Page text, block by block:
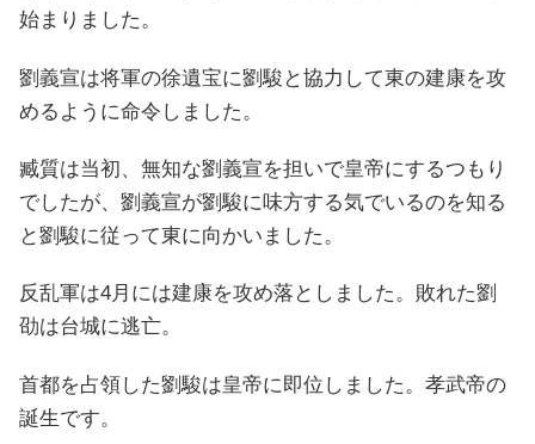
始まりました。
劉義宣は将軍の徐遺宝に劉駿と協力して東の建康を攻
めるように命令しました。
臧質は当初、無知な劉義宣を担いで皇帝にするつもり
でしたが、劉義宣が劉駿に味方する気でいるのを知る
と劉駿に従って東に向かいました。
反乱軍は4月には建康を攻め落としました。敗れた劉
劭は台城に逃亡。
首都を占領した劉駿は皇帝に即位しました。孝武帝の
誕生です。